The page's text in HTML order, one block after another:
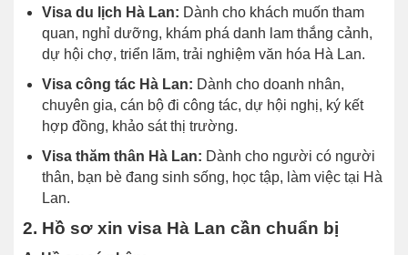
Visa du lịch Hà Lan: Dành cho khách muốn tham
quan, nghỉ dưỡng, khám phá danh lam thắng cảnh,
dự hội chợ, triển lãm, trải nghiệm văn hóa Hà Lan.
Visa công tác Hà Lan: Dành cho doanh nhân,
chuyên gia, cán bộ đi công tác, dự hội nghị, ký kết
hợp đồng, khảo sát thị trường.
Visa thăm thân Hà Lan: Dành cho người có người
thân, bạn bè đang sinh sống, học tập, làm việc tại Hà
Lan.
2. Hồ sơ xin visa Hà Lan cần chuẩn bị